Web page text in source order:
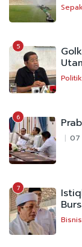
5
Politik
6
07
7
Bisnis